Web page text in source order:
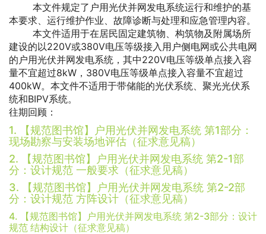
本文件规定了户用光伏并网发电系统运行和维护的基
本要求、运行维护作业、故障诊断与处理和应急管理内容。
本文件适用于在居民固定建筑物、构筑物及附属场所
建设的以220V或380V电压等级接入用户侧电网或公共电网
的户用光伏并网发电系统，其中220V电压等级单点接入容
量不宜超过8kW，380V电压等级单点接入容量不宜超过
400kW。本文件不适用于带储能的光伏系统、聚光光伏系
统和BIPV系统。
往期回顾：
1. 【规范图书馆】户用光伏并网发电系统 第1部分：
现场勘察与安装场地评估（征求意见稿）
2. 【规范图书馆】户用光伏并网发电系统 第2-1部
分：设计规范 一般要求（征求意见稿）
3. 【规范图书馆】户用光伏并网发电系统 第2-2部
分：设计规范 方阵设计（征求意见稿）
4. 【规范图书馆】户用光伏并网发电系统 第2-3部分：设计
规范 结构设计（征求意见稿）